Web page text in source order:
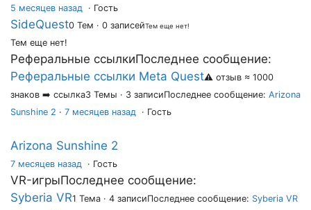
5 месяцев назад · Гость
SideQuest0 Тем · 0 записейТем еще нет!
Тем еще нет!
Реферальные ссылкиПоследнее сообщение:
Реферальные ссылки Meta Quest⚠️ отзыв ≈ 1000
знаков ➡️ ссылка3 Темы · 3 записиПоследнее сообщение: Arizona
Sunshine 2 · 7 месяцев назад · Гость
Arizona Sunshine 2
7 месяцев назад · Гость
VR-игрыПоследнее сообщение:
Syberia VR1 Тема · 4 записиПоследнее сообщение: Syberia VR